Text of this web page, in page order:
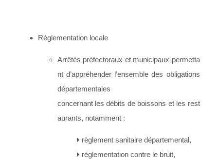
Réglementation locale
Arrêtés préfectoraux et municipaux permetta
nt d’appréhender l’ensemble des obligations
départementales
concernant les débits de boissons et les rest
aurants, notamment :
règlement sanitaire départemental,
réglementation contre le bruit,